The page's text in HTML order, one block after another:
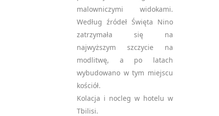
malowniczymi widokami.
Według źródeł Święta Nino
zatrzymała się na
najwyższym szczycie na
modlitwę, a po latach
wybudowano w tym miejscu
kościół.
Kolacja i nocleg w hotelu w
Tbilisi.